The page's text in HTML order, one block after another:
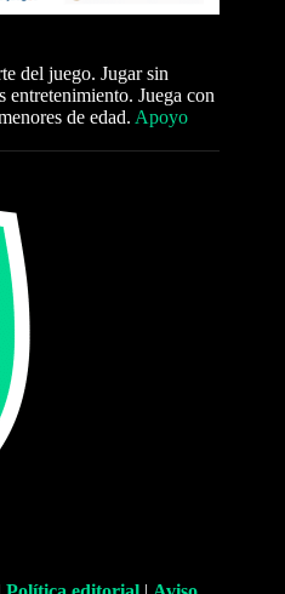
del juego. Jugar sin
entretenimiento. Juega con
de edad. Apoyo